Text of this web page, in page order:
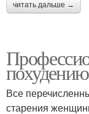
читать дальше →
Все
старения